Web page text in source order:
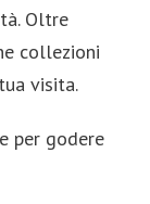
Oltre
collezioni
visita.
per godere